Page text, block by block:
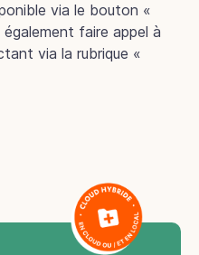
via le bouton «
faire appel à
via la rubrique «